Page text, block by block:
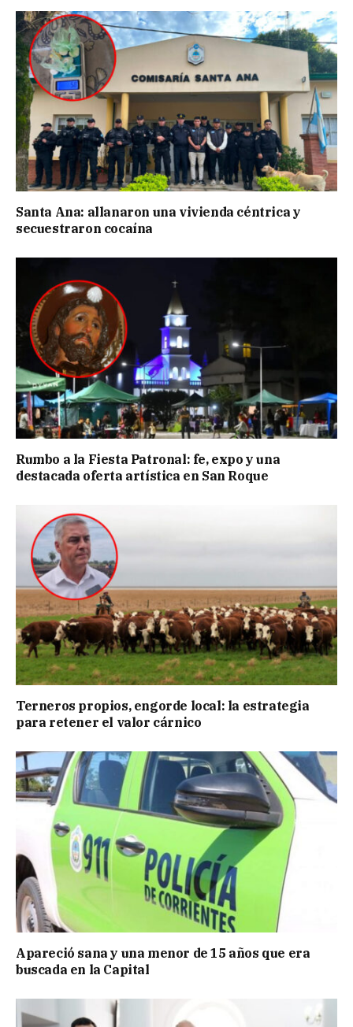
Santa Ana: allanaron una vivienda céntrica y
secuestraron cocaína
Rumbo a la Fiesta Patronal: fe, expo y una
destacada oferta artística en San Roque
Terneros propios, engorde local: la estrategia
para retener el valor cárnico
Apareció sana y una menor de 15 años que era
buscada en la Capital